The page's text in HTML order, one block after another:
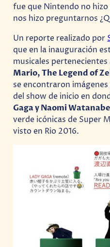
fue que Nintendo no
nos hizo preguntarnos
Un reporte realizado por
que en la inauguración
musicales
Mario, The Legend of
se encontraron
del show de inicio en
Gaga y Naomi Watanabe
verde icónicas de Super
visto en Rio 2016.